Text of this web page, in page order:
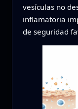
vesículas no
inflamatoria
de seguridad